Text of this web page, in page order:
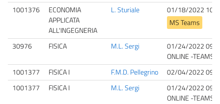
1001376
ECONOMIA
APPLICATA
ALL'INGEGNERIA
L. Sturiale
01/18/2022
MS Teams
30976 FISICA M.L. Sergi
01/24/2022
ONLINE -TEAMS
1001377
FISICA I F.M.D. Pellegrino
02/04/2022
1001377
FISICA I M.L. Sergi
01/24/2022
ONLINE -TEAMS